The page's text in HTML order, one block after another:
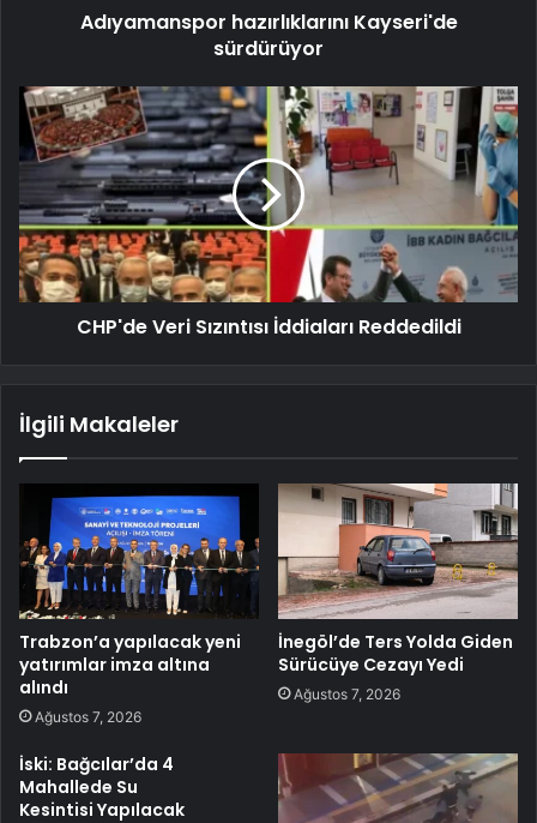
Adıyamanspor hazırlıklarını Kayseri'de
sürdürüyor
CHP'de Veri Sızıntısı İddiaları Reddedildi
İlgili Makaleler
Trabzon’a yapılacak yeni
yatırımlar imza altına
alındı
Ağustos 7, 2026
İnegöl’de Ters Yolda Giden
Sürücüye Cezayı Yedi
Ağustos 7, 2026
İski: Bağcılar’da 4
Mahallede Su
Kesintisi Yapılacak